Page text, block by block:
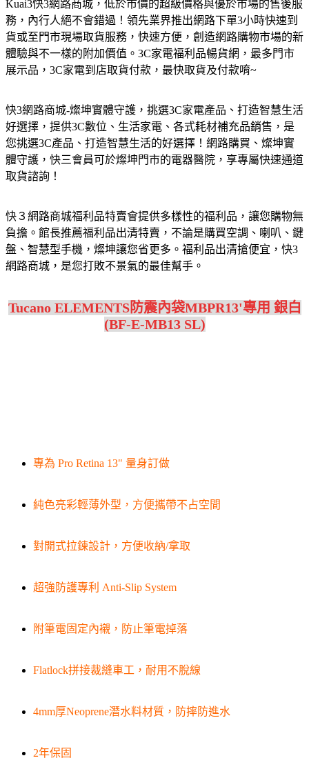
Kuai3快3網路商城，低於市價的超級價格與優於市場的售後服
務，內行人絕不會錯過！領先業界推出網路下單3小時快速到
貨或至門市現場取貨服務，快速方便，創造網路購物市場的新
體驗與不一樣的附加價值。3C家電福利品暢貨網，最多門市
展示品，3C家電到店取貨付款，最快取貨及付款唷~
快3網路商城-燦坤實體守護，挑選3C家電產品、打造智慧生活
好選擇，提供3C數位、生活家電、各式耗材補充品銷售，是
您挑選3C產品、打造智慧生活的好選擇！網路購買、燦坤實
體守護，快三會員可於燦坤門市的電器醫院，享專屬快速通道
取貨諮詢！
快３網路商城福利品特賣會提供多樣性的福利品，讓您購物無
負擔。館長推薦福利品出清特賣，不論是購買空調、喇叭、鍵
盤、智慧型手機，燦坤讓您省更多。福利品出清搶便宜，快3
網路商城，是您打敗不景氣的最佳幫手。
Tucano ELEMENTS防震內袋MBPR13'專用 銀白
(BF-E-MB13 SL)
專為 Pro Retina 13" 量身訂做
純色亮彩輕薄外型，方便攜帶不占空間
對開式拉鍊設計，方便收納/拿取
超強防護專利 Anti-Slip System
附筆電固定內襯，防止筆電掉落
Flatlock拼接裁縫車工，耐用不脫線
4mm厚Neoprene潛水料材質，防摔防進水
2年保固